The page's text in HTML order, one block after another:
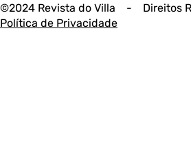
©2024 Revista do Villa - Direitos
Política de Privacidade